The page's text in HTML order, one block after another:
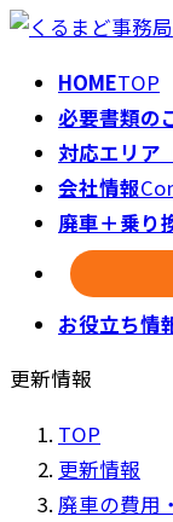
HOMETOP
必要書類の
対応エリア
会社情報
廃車＋乗り
お役立ち情
更新情報
TOP
更新情報
廃車の費用